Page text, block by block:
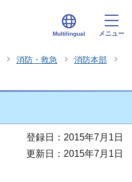
Multilingual メニュー
消防・救急
消防本部
登録日：2015年7月1日
更新日：2015年7月1日